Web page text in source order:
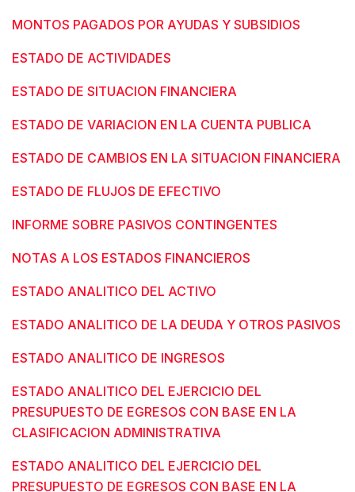
MONTOS PAGADOS POR AYUDAS Y SUBSIDIOS
ESTADO DE ACTIVIDADES
ESTADO DE SITUACION FINANCIERA
ESTADO DE VARIACION EN LA CUENTA PUBLICA
ESTADO DE CAMBIOS EN LA SITUACION FINANCIERA
ESTADO DE FLUJOS DE EFECTIVO
INFORME SOBRE PASIVOS CONTINGENTES
NOTAS A LOS ESTADOS FINANCIEROS
ESTADO ANALITICO DEL ACTIVO
ESTADO ANALITICO DE LA DEUDA Y OTROS PASIVOS
ESTADO ANALITICO DE INGRESOS
ESTADO ANALITICO DEL EJERCICIO DEL
PRESUPUESTO DE EGRESOS CON BASE EN LA
CLASIFICACION ADMINISTRATIVA
ESTADO ANALITICO DEL EJERCICIO DEL
PRESUPUESTO DE EGRESOS CON BASE EN LA